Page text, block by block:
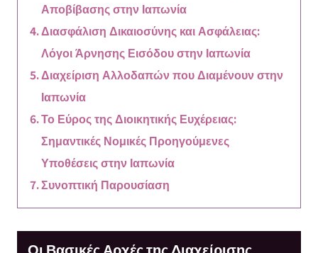
Αποβίβασης στην Ιαπωνία
Διασφάλιση Δικαιοσύνης και Ασφάλειας:
Λόγοι Άρνησης Εισόδου στην Ιαπωνία
Διαχείριση Αλλοδαπών που Διαμένουν στην
Ιαπωνία
Το Εύρος της Διοικητικής Ευχέρειας:
Σημαντικές Νομικές Προηγούμενες
Υποθέσεις στην Ιαπωνία
Συνοπτική Παρουσίαση